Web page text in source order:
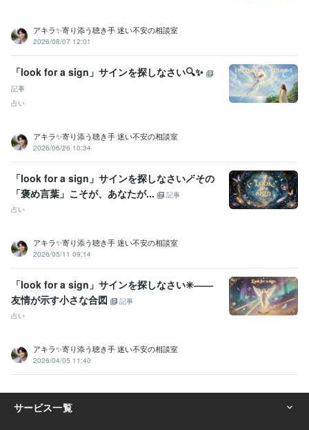
マイクロソフト オフィス スペシャリスト（MOS）
中型自動車第二種運転免許 取得年 : 2018年
乙種危険物取扱者
ビジネス・クリエイティブツール
Excel:3年
Google スプレッドシート:3年
Canva:0年
悩み相談・カウンセリング 傾聴カウンセラー
コールセンター 派遣業
資産運用・副業の相談 投資・投機FXトレード
個人トレーダー 資産運用
アキラ✨寄り添う聴き手 迷い不安の相談室
2026/08/07 12:01
「look for a sign」サインを探しなさい🔍✨
記事
占い
アキラ✨寄り添う聴き手 迷い不安の相談室
2026/06/26 10:34
「look for a sign」サインを探しなさい🪄その
「褒め言葉」こそが、あなたが...
記事
占い
アキラ✨寄り添う聴き手 迷い不安の相談室
2026/05/11 09:14
「look for a sign」サインを探しなさい✳️――
友情が示す小さな合図
記事
占い
アキラ✨寄り添う聴き手 迷い不安の相談室
2026/04/05 11:40